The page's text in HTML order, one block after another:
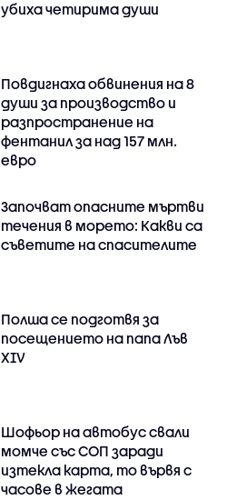
убиха четирима души
Повдигнаха обвинения на 8
души за производство и
разпространение на
фентанил за над 157 млн.
евро
Започват опасните мъртви
течения в морето: Какви са
съветите на спасителите
Полша се подготвя за
посещението на папа Лъв
XIV
Шофьор на автобус свали
момче със СОП заради
изтекла карта, то вървя с
часове в жегата